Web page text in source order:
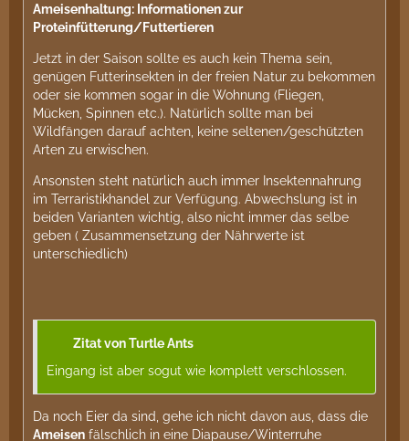
Ameisenhaltung: Informationen zur
Proteinfütterung/Futtertieren
Jetzt in der Saison sollte es auch kein Thema sein,
genügen Futterinsekten in der freien Natur zu bekommen
oder sie kommen sogar in die Wohnung (Fliegen,
Mücken, Spinnen etc.). Natürlich sollte man bei
Wildfängen darauf achten, keine seltenen/geschützten
Arten zu erwischen.
Ansonsten steht natürlich auch immer Insektennahrung
im Terraristikhandel zur Verfügung. Abwechslung ist in
beiden Varianten wichtig, also nicht immer das selbe
geben ( Zusammensetzung der Nährwerte ist
unterschiedlich)
Zitat von Turtle Ants
Eingang ist aber sogut wie komplett verschlossen.
Da noch Eier da sind, gehe ich nicht davon aus, dass die
Ameisen fälschlich in eine Diapause/Winterruhe